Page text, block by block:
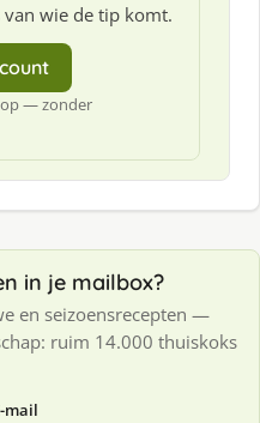
wie de tip komt.
— zonder
in je mailbox?
en seizoensrecepten —
ruim 14.000 thuiskoks
mail